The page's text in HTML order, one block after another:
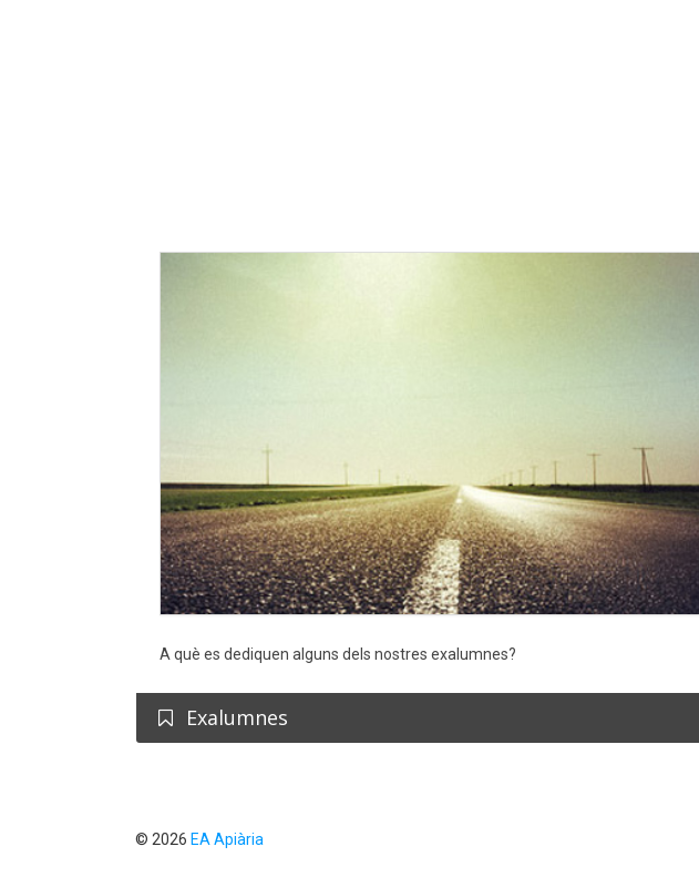
A què es dediquen alguns dels nostres exalumnes?
Exalumnes
© 2026 EA Apiària